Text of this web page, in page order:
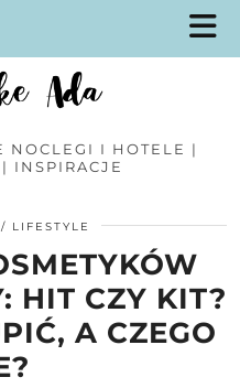
NOCLEGI I HOTELE |
INSPIRACJE
LIFESTYLE
HIT CZY KIT?
A CZEGO